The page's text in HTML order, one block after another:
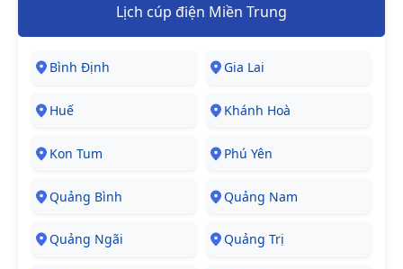
Lịch cúp điện Miền Trung
Bình Định Gia Lai
Huế Khánh Hoà
Kon Tum Phú Yên
Quảng Bình Quảng Nam
Quảng Ngãi Quảng Trị